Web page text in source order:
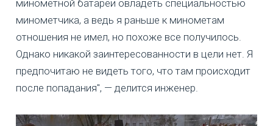
минометной батареи овладеть специальностью
минометчика, а ведь я раньше к минометам
отношения не имел, но похоже все получилось.
Однако никакой заинтересованности в цели нет. Я
предпочитаю не видеть того, что там происходит
после попадания", — делится инженер.